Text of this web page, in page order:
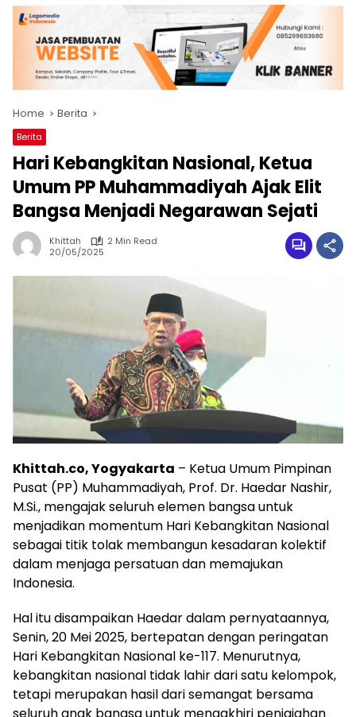
Home Berita
Berita
Hari Kebangkitan Nasional, Ketua
Umum PP Muhammadiyah Ajak Elit
Bangsa Menjadi Negarawan Sejati
Khittah
2 Min Read
20/05/2025
Khittah.co, Yogyakarta – Ketua Umum Pimpinan
Pusat (PP) Muhammadiyah, Prof. Dr. Haedar Nashir,
M.Si., mengajak seluruh elemen bangsa untuk
menjadikan momentum Hari Kebangkitan Nasional
sebagai titik tolak membangun kesadaran kolektif
dalam menjaga persatuan dan memajukan
Indonesia.
Hal itu disampaikan Haedar dalam pernyataannya,
Senin, 20 Mei 2025, bertepatan dengan peringatan
Hari Kebangkitan Nasional ke-117. Menurutnya,
kebangkitan nasional tidak lahir dari satu kelompok,
tetapi merupakan hasil dari semangat bersama